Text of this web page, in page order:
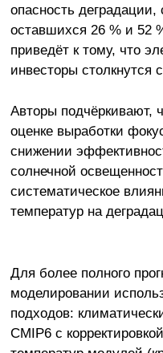
опасность деградации,
оставшихся 26 % и 52
приведёт к тому, что
инвесторы
Авторы подчёркивают,
оценке выработки
снижении
солнечной
систематическое
температур на
Для более полного
моделировании
подходов:
CMIP6 с